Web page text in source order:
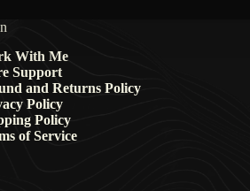
With Me
Support
and Returns Policy
Policy
Policy
of Service